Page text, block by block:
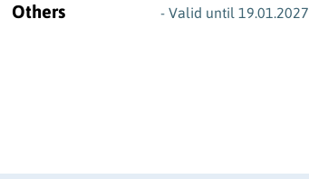
Others - Valid until 19.01.2027